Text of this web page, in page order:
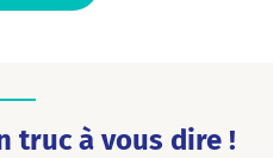
truc à vous dire !